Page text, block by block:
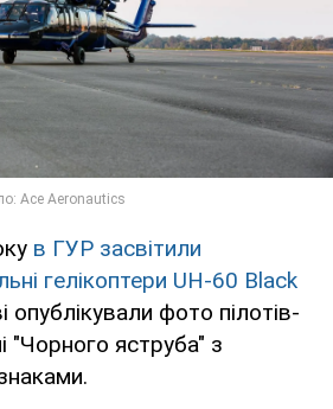
в ГУР засвітили
гелікоптери UH-60 Black
опублікували фото пілотів-
"Чорного яструба" з